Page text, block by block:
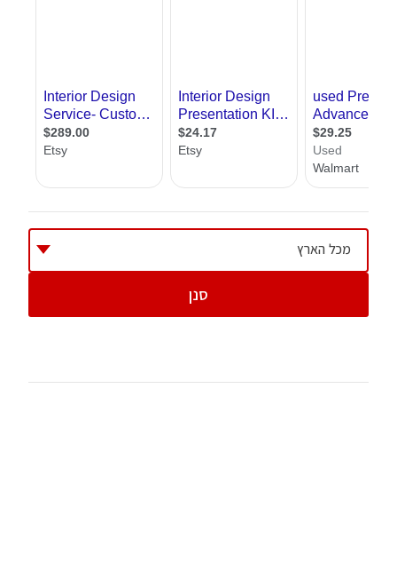
וסדנאות שונות, ומטרתן ללמד אותנו באופן אישי
את רזי המקצוע בלי מטרה להפוך אותנו למעצבי
פנים מקצועיים.
המידע על לימודי עיצוב פנים ברמה האקדמית.
אצלנו תוכלו לקבל מידע על מוסדות לימוד,
מסלולי לימוד רגילים ומשולבים, תוכלו לקרוא
מאמרים בתחום , ליהנות מעזרה של מומחי הפורום
בעניין ועוד. כל המידע שנמצא אצלנו נועד לעזור
מכל הארץ
סנן